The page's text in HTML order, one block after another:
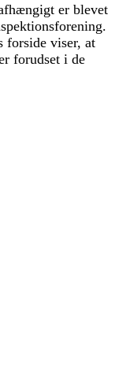
er blevet
viser, at
forudset i de